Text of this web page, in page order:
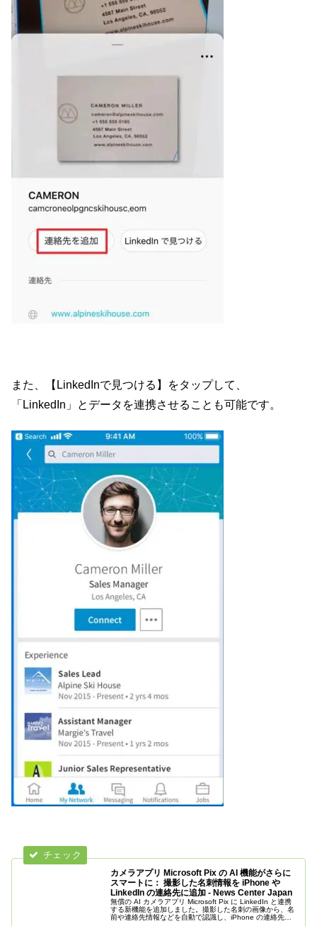
また、【LinkedInで見つける】をタップして、
「LinkedIn」とデータを連携させることも可能です。
カメラアプリ Microsoft Pix の AI 機能がさらに
スマートに： 撮影した名刺情報を iPhone や
LinkedIn の連絡先に追加 - News Center Japan
無償の AI カメラアプリ Microsoft Pix に LinkedIn と連携
する新機能を追加しました。撮影した名刺の画像から、名
前や連絡先情報などを自動で認識し、iPhone の連絡先ア